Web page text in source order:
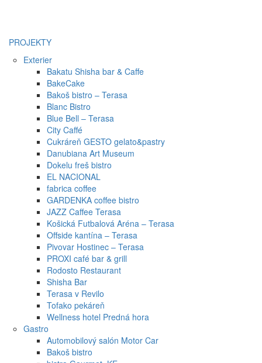
PROJEKTY
Exterier
Bakatu Shisha bar & Caffe
BakeCake
Bakoš bistro – Terasa
Blanc Bistro
Blue Bell – Terasa
City Caffé
Cukráreň GESTO gelato&pastry
Danubiana Art Museum
Dokelu freš bistro
EL NACIONAL
fabrica coffee
GARDENKA coffee bistro
JAZZ Caffee Terasa
Košická Futbalová Aréna – Terasa
Offside kantína – Terasa
Pivovar Hostinec – Terasa
PROXI café bar & grill
Rodosto Restaurant
Shisha Bar
Terasa v Revilo
Tofako pekáreň
Wellness hotel Predná hora
Gastro
Automobilový salón Motor Car
Bakoš bistro